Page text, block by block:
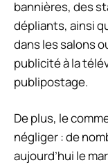
bannières, des
dépliants, ainsi
dans les salons
publicité à la
publipostage.
De plus, le
négliger : de
aujourd’hui le